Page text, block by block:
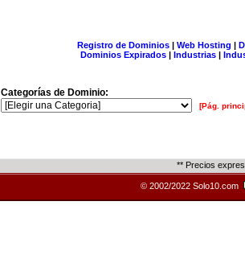
Registro de Dominios| Web Hosting |
Dominios Expirados | Industrias |
Categorías de Dominio:
[Pág.
** Precios
© 2002/2022 Solo10.com